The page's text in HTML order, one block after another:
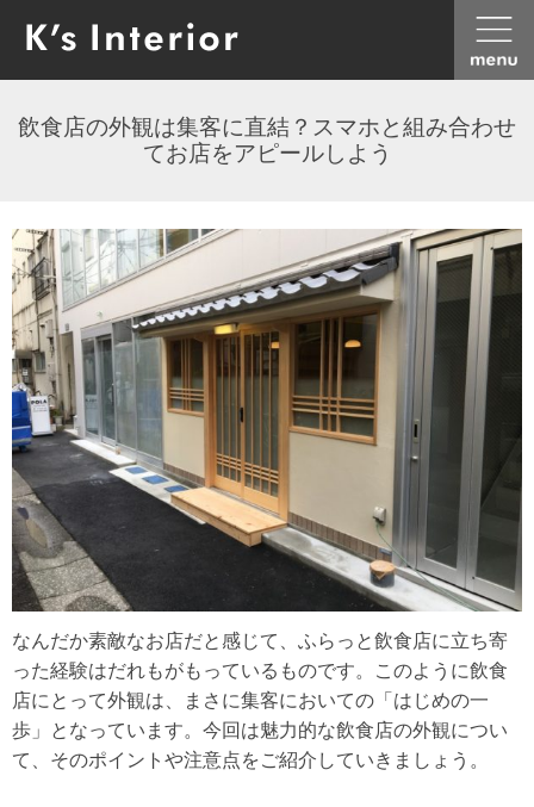
飲食店の外観は集客に直結？スマホと組み合わせ
てお店をアピールしよう
なんだか素敵なお店だと感じて、ふらっと飲食店に立ち寄
った経験はだれもがもっているものです。このように飲食
店にとって外観は、まさに集客においての「はじめの一
歩」となっています。今回は魅力的な飲食店の外観につい
て、そのポイントや注意点をご紹介していきましょう。